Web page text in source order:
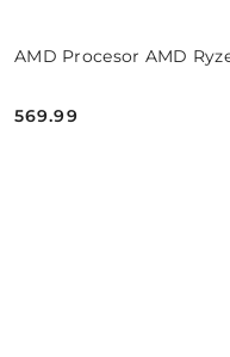
AMD Procesor AMD
Cena:
569.99